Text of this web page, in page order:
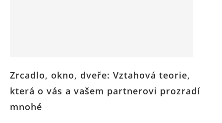
Zrcadlo, okno, dveře: Vztahová teorie,
která o vás a vašem partnerovi prozradí
mnohé